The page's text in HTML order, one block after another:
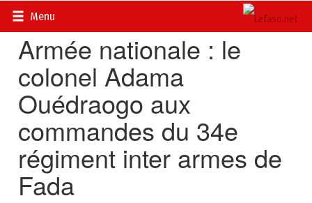
Menu
Accueil>
Armée nationale : le
colonel Adama
Ouédraogo aux
commandes du 34e
régiment inter armes de
Fada